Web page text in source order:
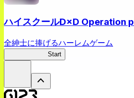
ハイスクールD×D Operation
全紳士に捧げるハーレムゲーム
Start